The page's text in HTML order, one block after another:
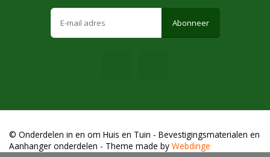
Abonneer
© Onderdelen in en om Huis en Tuin - Bevestigingsmaterialen en
Aanhanger onderdelen - Theme made by Webdinge